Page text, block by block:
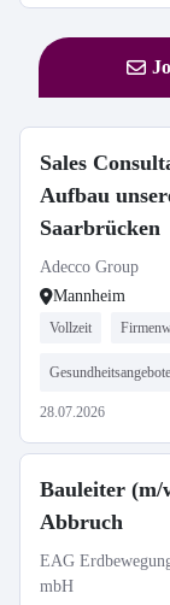
Sales
Aufbau
Saarbrücken
Adecco Group
Mannheim
Vollzeit
Gesundheitsangebote
28.07.2026
Bauleiter
Abbruch
EAG
mbH